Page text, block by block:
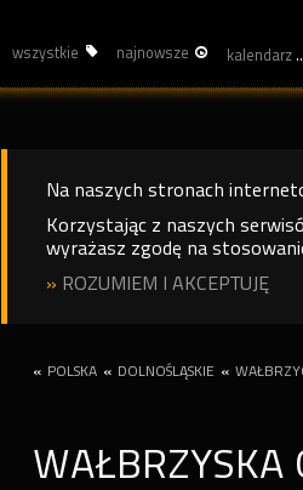
wszystkie najnowsze
Na naszych stronach
Korzystając z naszych
wyrażasz zgodę na
» ROZUMIEM I AKCEPTUJĘ
« POLSKA « DOLNOŚLĄSKIE «
WAŁBRZYSKA